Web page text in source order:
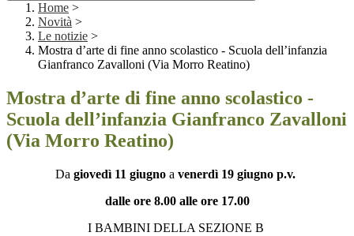
Home >
Novità >
Le notizie >
Mostra d’arte di fine anno scolastico - Scuola dell’infanzia
Gianfranco Zavalloni (Via Morro Reatino)
Mostra d’arte di fine anno scolastico -
Scuola dell’infanzia Gianfranco Zavalloni
(Via Morro Reatino)
Da giovedì 11 giugno a venerdì 19 giugno p.v.
dalle ore 8.00 alle ore 17.00
I BAMBINI DELLA SEZIONE B